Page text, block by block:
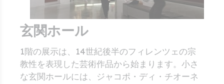
玄関ホール
1階の展示は、14世紀後半のフィレンツェの宗
教性を表現した芸術作品から始まります。小さ
な玄関ホールには、ジャコポ・ディ・チオーネ